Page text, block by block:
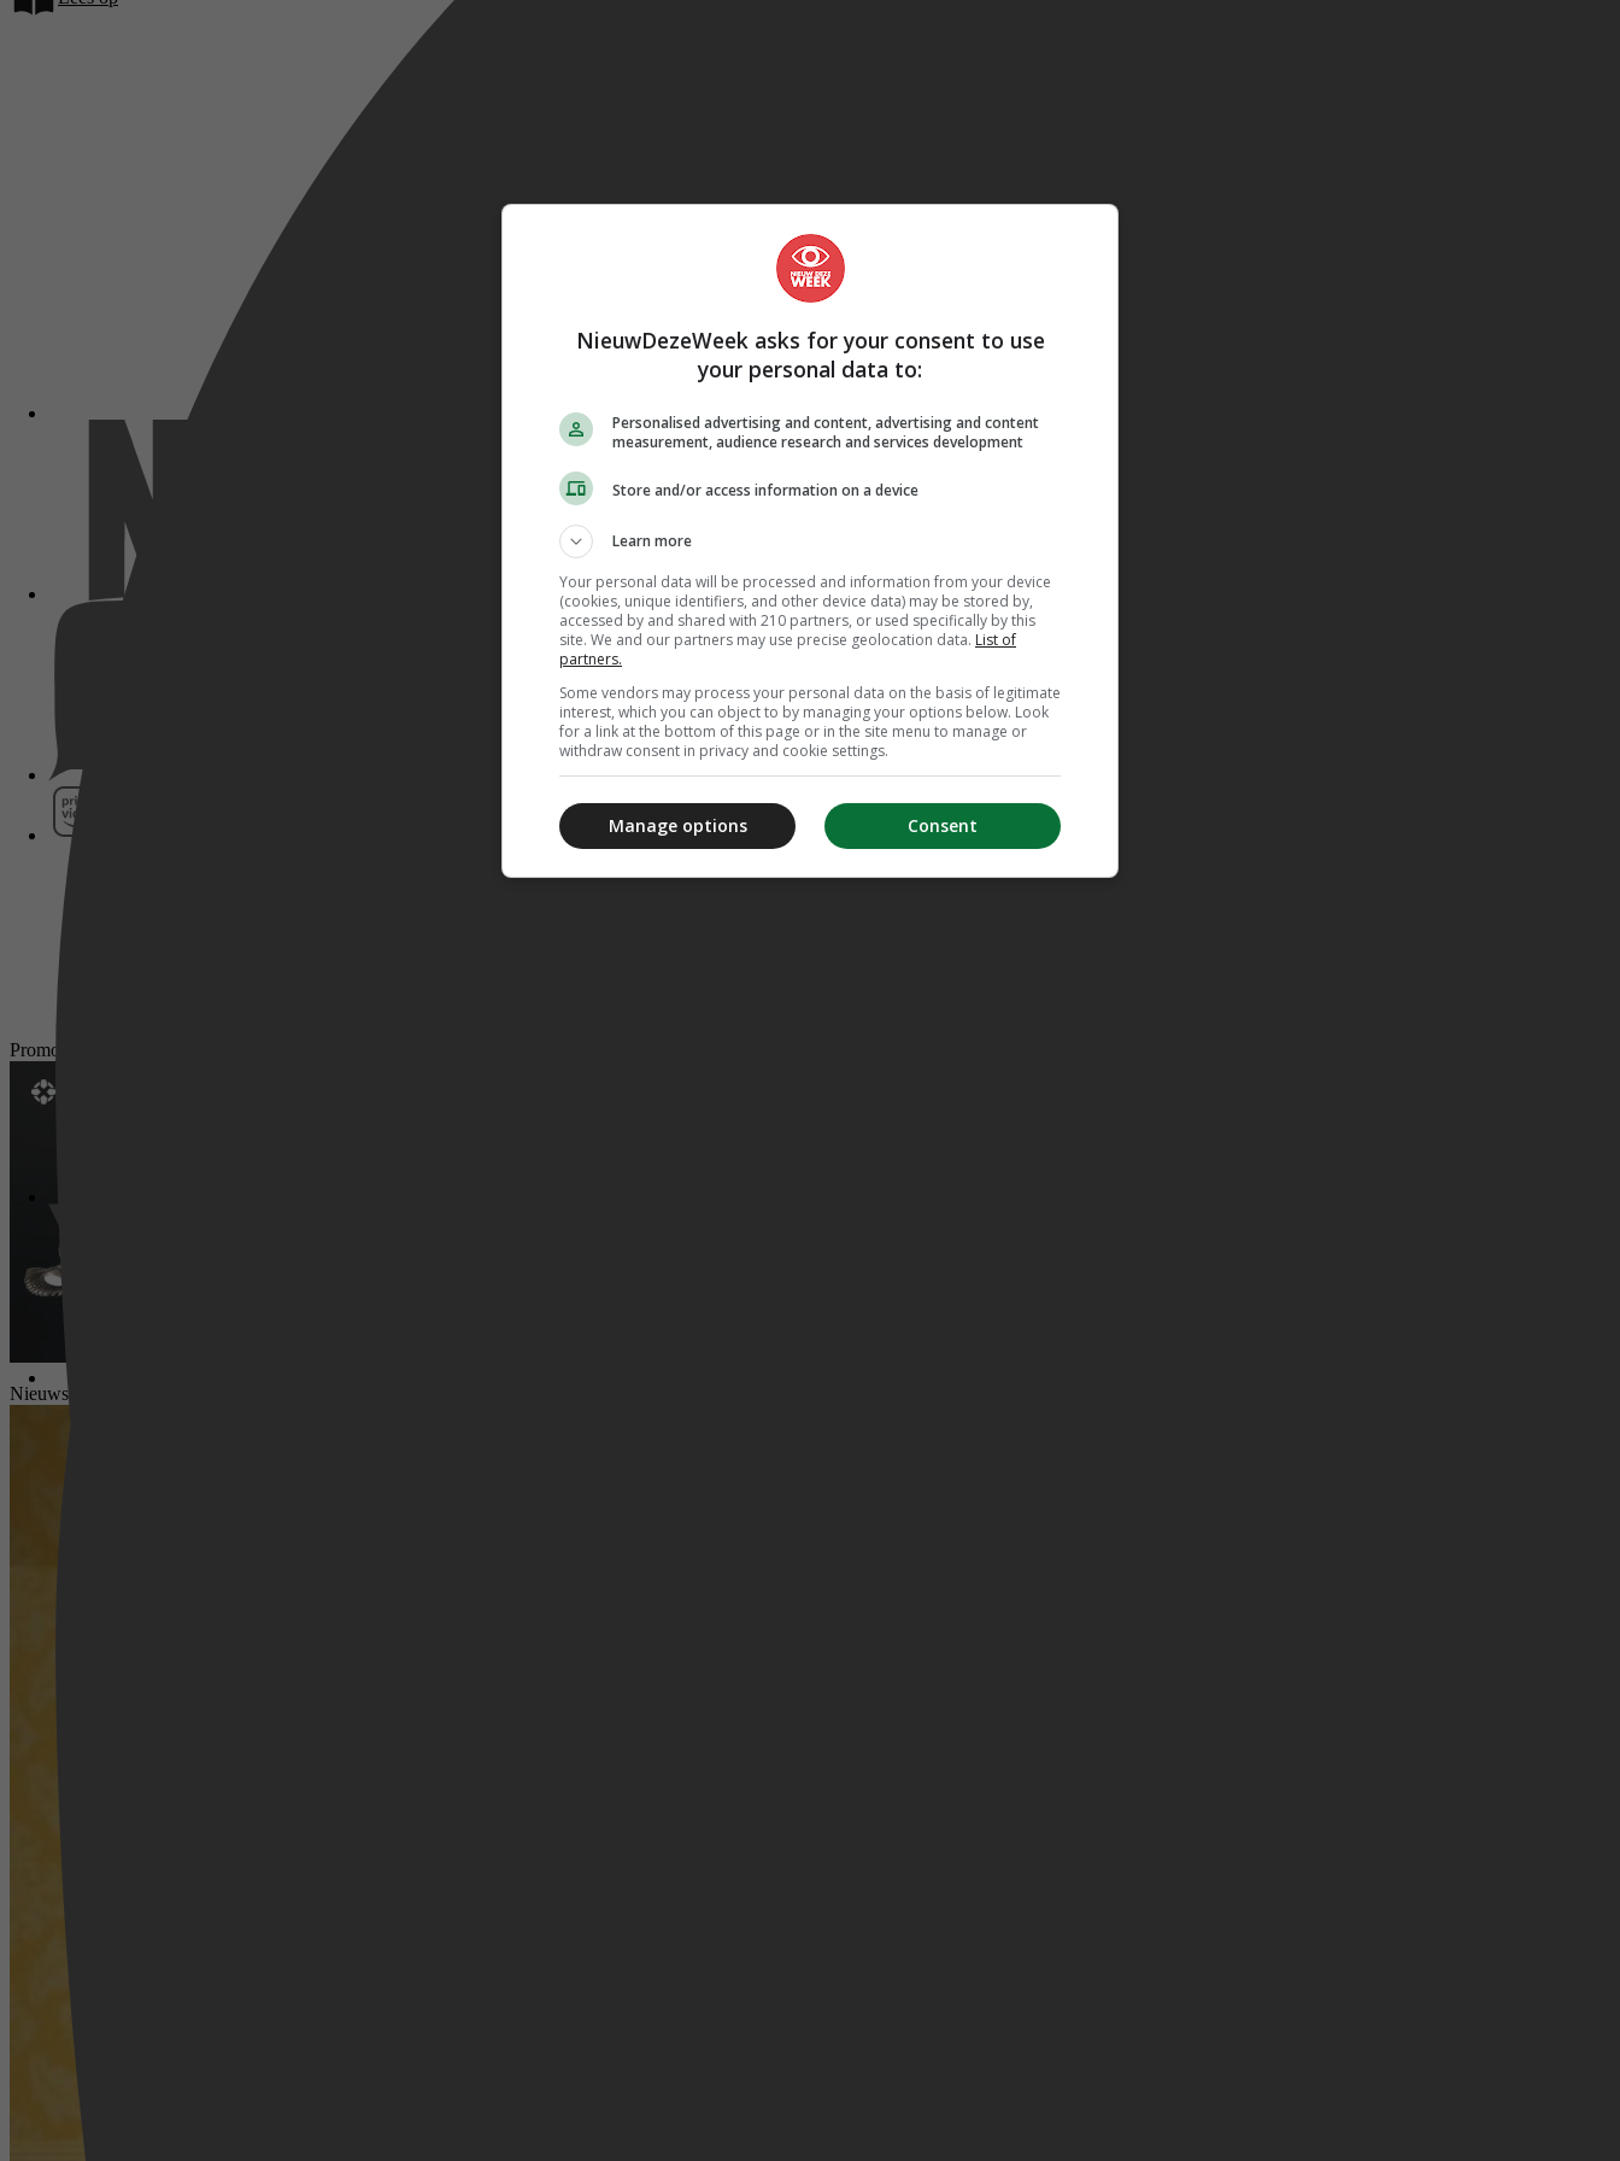
Promotie
Nieuws
NieuwDezeWeek asks for your consent to use
your personal data to:
Personalised advertising and content, advertising and content
measurement, audience research and services development
Store and/or access information on a device
Learn more
Your personal data will be processed and information from your device
(cookies, unique identifiers, and other device data) may be stored by,
accessed by and shared with 210 partners, or used specifically by this
site. We and our partners may use precise geolocation data. List of
partners.
Some vendors may process your personal data on the basis of legitimate
interest, which you can object to by managing your options below. Look
for a link at the bottom of this page or in the site menu to manage or
withdraw consent in privacy and cookie settings.
Consent
Manage options